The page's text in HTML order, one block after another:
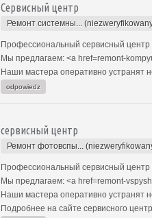
Сервисный центр
Ремонт системны...
Профессиональный сервисный центр
Мы предлагаем: <a href=remont-
Наши мастера оперативно устранят
odpowiedz
сервисный центр
Ремонт фотовспы...
Профессиональный сервисный центр
Мы предлагаем: <a href=remont-
Наши мастера оперативно устранят
Подробнее на сайте сервисного